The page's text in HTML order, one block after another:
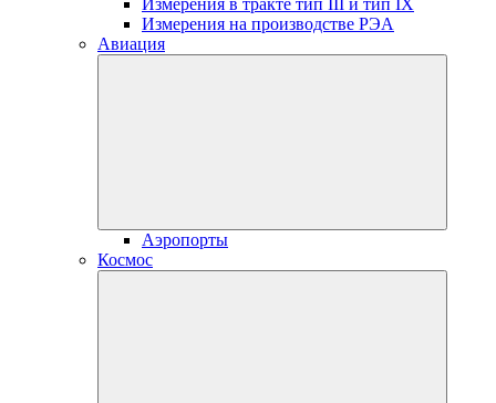
Измерения в тракте тип III и тип IX
Измерения на производстве РЭА
Авиация
Аэропорты
Космос